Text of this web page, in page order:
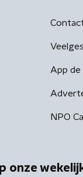
App
NPO
onze